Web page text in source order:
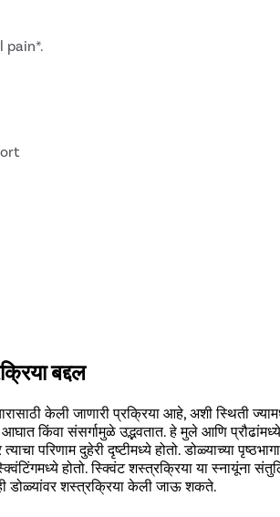
pain*.
बद्दल
केली जाणारी प्रक्रिया आहे, अशी स्थिती
आघात किंवा संसर्गामुळे उद्भवतात. हे मुले आणि
परिणाम दुहेरी दृष्टीमध्ये होतो. डोळ्याच्या
होतो. स्क्विंट शस्त्रक्रिया या
डोळ्यांवर शस्त्रक्रिया केली जाऊ शकते.